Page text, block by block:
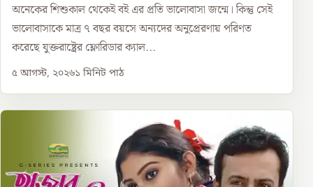
অনেকের শিশুকাল থেকেই বই এর প্রতি ভালোবাসা জন্মে। কিন্তু সেই
ভালোবাসাকে মাত্র ৭ বছর বয়সে অন্যদের অনুপ্রেরণায় পরিণত
করেছে যুক্তরাষ্ট্রের ফ্লোরিডার ক্যাল...
৫ আগস্ট, ২০২৬১ মিনিট পাঠ